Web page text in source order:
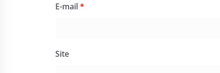
E-mail*
Site